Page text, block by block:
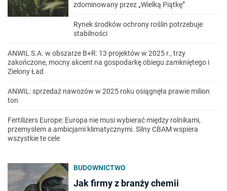
zdominowany przez „Wielką Piątkę”
Rynek środków ochrony roślin potrzebuje
stabilności
ANWIL S.A. w obszarze B+R: 13 projektów w 2025 r., trzy
zakończone, mocny akcent na gospodarkę obiegu zamkniętego i
Zielony Ład
ANWIL: sprzedaż nawozów w 2025 roku osiągnęła prawie milion
ton
Fertilizers Europe: Europa nie musi wybierać między rolnikami,
przemysłem a ambicjami klimatycznymi. Silny CBAM wspiera
wszystkie te cele
BUDOWNICTWO
Jak firmy z branży chemii